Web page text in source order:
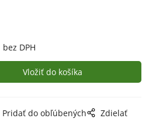
bez DPH
Pridať do obľúbených Zdielať